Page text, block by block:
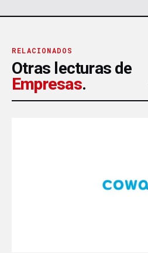
RELACIONADOS
Otras lecturas de
Empresas.